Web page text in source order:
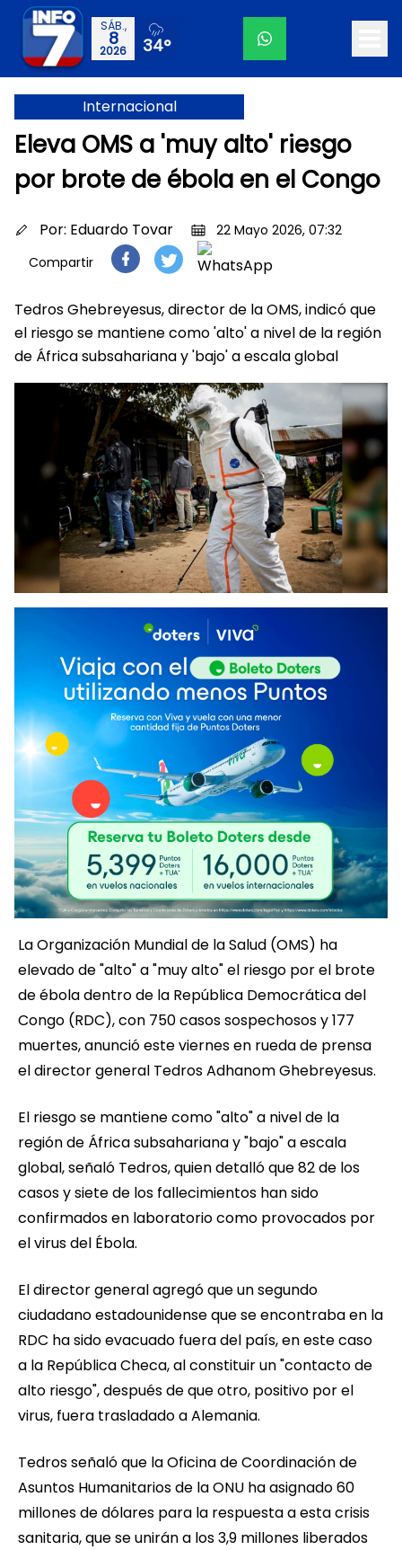
SÁB.,
8
2026 34°
Internacional
Eleva OMS a 'muy alto' riesgo
por brote de ébola en el Congo
Por: Eduardo Tovar
22 Mayo 2026, 07:32
Compartir
Tedros Ghebreyesus, director de la OMS, indicó que
el riesgo se mantiene como 'alto' a nivel de la región
de África subsahariana y 'bajo' a escala global
La Organización Mundial de la Salud (OMS) ha
elevado de "alto" a "muy alto" el riesgo por el brote
de ébola dentro de la República Democrática del
Congo (RDC), con 750 casos sospechosos y 177
muertes, anunció este viernes en rueda de prensa
el director general Tedros Adhanom Ghebreyesus.
El riesgo se mantiene como "alto" a nivel de la
región de África subsahariana y "bajo" a escala
global, señaló Tedros, quien detalló que 82 de los
casos y siete de los fallecimientos han sido
confirmados en laboratorio como provocados por
el virus del Ébola.
El director general agregó que un segundo
ciudadano estadounidense que se encontraba en la
RDC ha sido evacuado fuera del país, en este caso
a la República Checa, al constituir un "contacto de
alto riesgo", después de que otro, positivo por el
virus, fuera trasladado a Alemania.
Tedros señaló que la Oficina de Coordinación de
Asuntos Humanitarios de la ONU ha asignado 60
millones de dólares para la respuesta a esta crisis
sanitaria, que se unirán a los 3,9 millones liberados